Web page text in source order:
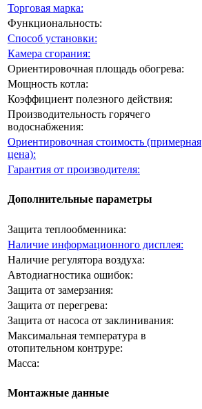
Торговая марка:
Функциональность:
Способ установки:
Камера сгорания:
Ориентировочная площадь обогрева:
Мощность котла:
Коэффициент полезного действия:
Производительность горячего
водоснабжения:
Ориентировочная стоимость (примерная
цена):
Гарантия от производителя:
Дополнительные параметры
Защита теплообменника:
Наличие информационного дисплея:
Наличие регулятора воздуха:
Автодиагностика ошибок:
Защита от замерзания:
Защита от перегрева:
Защита от насоса от заклинивания:
Максимальная температура в
отопительном контруре:
Масса:
Монтажные данные